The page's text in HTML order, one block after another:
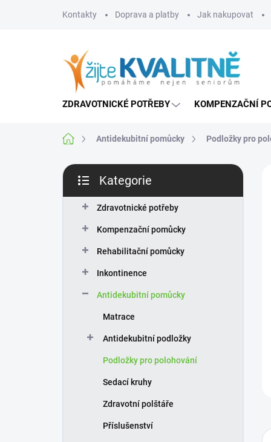
Kontakty Doprava a platby Jak nakupovat
ZDRAVOTNICKÉ POTŘEBY KOMPENZAČNÍ
Domů Antidekubitní pomůcky Podložky pro
P
s
kategorie
Kategorie
Zdravotnické potřeby
Kompenzační pomůcky
Rehabilitační pomůcky
Inkontinence
Antidekubitní pomůcky
Matrace
Antidekubitní podložky
Podložky pro polohování
Sedací kruhy
Zdravotní polštáře
Příslušenství